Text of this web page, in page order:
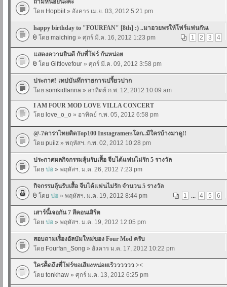
ถามหน่อยนะคะ
โดย Hopbiit» อังคาร เม.ย. 03, 2012 5:21 pm
happy birthday to "FOURFAN" [8th] :) ..มาอวยพรให้โฟร์แฟนกันเ
1
2 3 4
โดย maiching » ศุกร์ มี.ค. 16, 2012 1:23 pm
แสดงความยินดี กับพี่โฟร์ กันหน่อย
โดย Giftlovefour » ศุกร์ มี.ค. 09, 2012 3:58 pm
ประกาศ! เทปบันทึกรายการเปรี้ยวปาก
โดย somkidlanna » อาทิตย์ ก.พ. 12, 2012 10:09 am
I AM FOUR MOD LOVE VILLA CONCERT
โดย love_o_o » อาทิตย์ ก.พ. 05, 2012 6:58 pm
@-7ดาราไทยติดTop100 Instagramersโลก..มีใครบ้างมาดู!!
โดย puiiz » พฤหัสฯ. ก.พ. 02, 2012 10:28 pm
ประกาศผลกิจกรรมลุ้นรับเสื้อ จีบได้แฟนไม่รัก 5 รางวัล
โดย ปอ » พฤหัสฯ. ม.ค. 26, 2012 7:23 pm
กิจกรรมลุ้นรับเสื้อ จีบได้แฟนไม่รัก จำนวน 5 รางวัล
1
... 4 5 6
โดย ปอ » พฤหัสฯ. ม.ค. 19, 2012 8:44 pm
เสาร์นี้เจอกัน 7 สีคอนเสิร์ต
โดย ปอ » พฤหัสฯ. ม.ค. 19, 2012 12:05 pm
สอบถามเรื่องอัลบัมใหม่ของ Four Mod ครับ
โดย Fourfan_Song » อังคาร ม.ค. 17, 2012 10:22 pm
ใครคิิดถึงพี่โฟร์ขอเสียงหน่อยเร้วววววว ><
โดย tonkhaw » ศุกร์ ม.ค. 13, 2012 6:25 pm